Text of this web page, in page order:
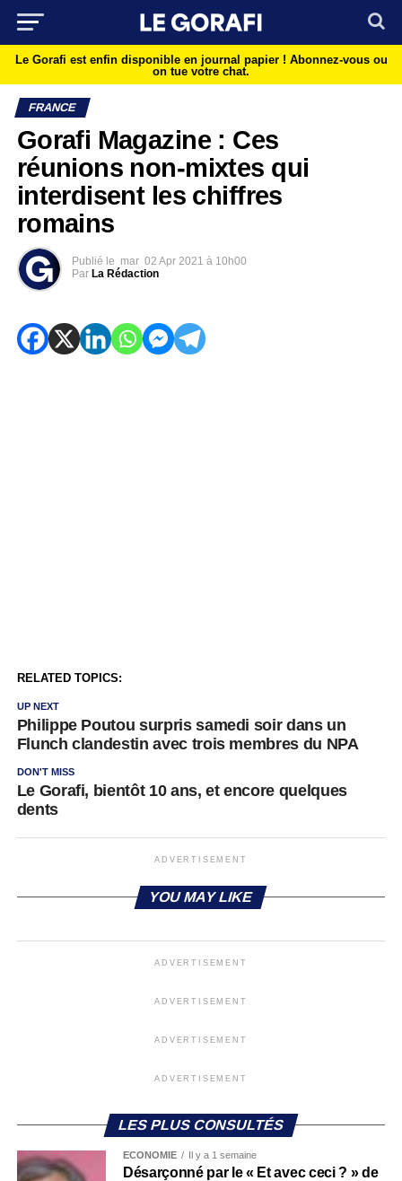
Le Gorafi est enfin disponible en journal papier ! Abonnez-vous ou
on tue votre chat.
FRANCE
Gorafi Magazine : Ces
réunions non-mixtes qui
interdisent les chiffres
romains
Publié le mar 02 Apr 2021 à 10h00
Par La Rédaction
RELATED TOPICS:
UP NEXT
Philippe Poutou surpris samedi soir dans un
Flunch clandestin avec trois membres du NPA
DON'T MISS
Le Gorafi, bientôt 10 ans, et encore quelques
dents
ADVERTISEMENT
YOU MAY LIKE
ADVERTISEMENT
ADVERTISEMENT
ADVERTISEMENT
ADVERTISEMENT
LES PLUS CONSULTÉS
ECONOMIE Il y a 1 semaine
Désarçonné par le « Et avec ceci ? » de